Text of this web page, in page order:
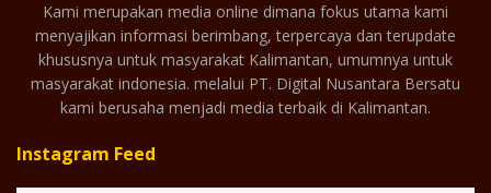
Kami merupakan media online dimana fokus utama kami
menyajikan informasi berimbang, terpercaya dan terupdate
khususnya untuk masyarakat Kalimantan, umumnya untuk
masyarakat indonesia. melalui PT. Digital Nusantara Bersatu
kami berusaha menjadi media terbaik di Kalimantan.
Instagram Feed